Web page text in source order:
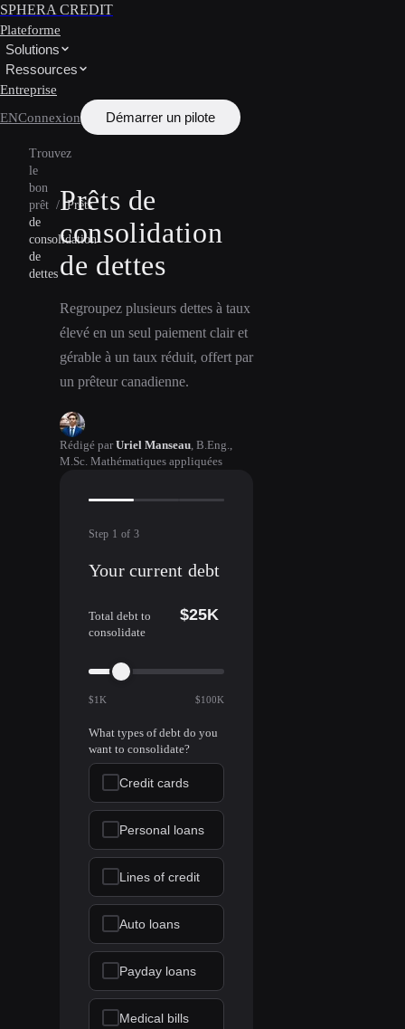
SPHERA CREDIT
Plateforme
Solutions
Ressources
Entreprise
ENConnexion Démarrer un pilote
Trouvez
le
bon
prêt / Prêts
de
consolidation
de
dettes
Prêts de
consolidation
de dettes
Regroupez plusieurs dettes à taux
élevé en un seul paiement clair et
gérable à un taux réduit, offert par
un prêteur canadienne.
Rédigé par Uriel Manseau B.Eng.,
M.Sc. Mathématiques appliquées
Step 1 of 3
Your current debt
Total debt to
consolidate
$25K
$1K $100K
What types of debt do you
want to consolidate?
Credit cards
Personal loans
Lines of credit
Auto loans
Payday loans
Medical bills